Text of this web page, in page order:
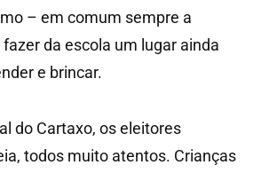
– em comum sempre a
da escola um lugar ainda
e brincar.
do Cartaxo, os eleitores
todos muito atentos. Crianças